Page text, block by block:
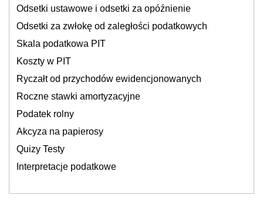
Odsetki ustawowe i odsetki za opóźnienie
Odsetki za zwłokę od zaległości podatkowych
Skala podatkowa PIT
Koszty w PIT
Ryczałt od przychodów ewidencjonowanych
Roczne stawki amortyzacyjne
Podatek rolny
Akcyza na papierosy
Quizy Testy
Interpretacje podatkowe